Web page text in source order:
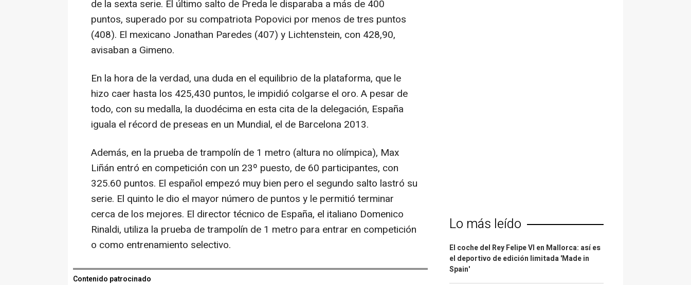
de la sexta serie. El último salto de Preda le disparaba a más de 400
puntos, superado por su compatriota Popovici por menos de tres puntos
(408). El mexicano Jonathan Paredes (407) y Lichtenstein, con 428,90,
avisaban a Gimeno.
En la hora de la verdad, una duda en el equilibrio de la plataforma, que le
hizo caer hasta los 425,430 puntos, le impidió colgarse el oro. A pesar de
todo, con su medalla, la duodécima en esta cita de la delegación, España
iguala el récord de preseas en un Mundial, el de Barcelona 2013.
Además, en la prueba de trampolín de 1 metro (altura no olímpica), Max
Liñán entró en competición con un 23º puesto, de 60 participantes, con
325.60 puntos. El español empezó muy bien pero el segundo salto lastró su
serie. El quinto le dio el mayor número de puntos y le permitió terminar
cerca de los mejores. El director técnico de España, el italiano Domenico
Rinaldi, utiliza la prueba de trampolín de 1 metro para entrar en competición
o como entrenamiento selectivo.
Contenido patrocinado
Lo más leído
El coche del Rey Felipe VI en Mallorca: así es
el deportivo de edición limitada 'Made in
Spain'